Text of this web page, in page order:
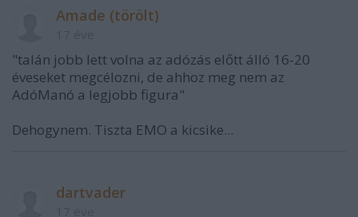
Amade (törölt)
"talán jobb lett volna az adózás előtt álló 16-20
éveseket megcélozni, de ahhoz meg nem az
AdóManó a legjobb figura"
Dehogynem. Tiszta EMO a kicsike...
dartvader